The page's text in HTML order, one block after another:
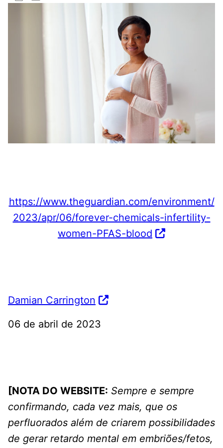
https://www.theguardian.com/environment/
2023/apr/06/forever-chemicals-infertility-
women-PFAS-blood
Damian Carrington
06 de abril de 2023
[NOTA DO WEBSITE: Sempre e sempre
confirmando, cada vez mais, que os
perfluorados além de criarem possibilidades
de gerar retardo mental em embriões/fetos,